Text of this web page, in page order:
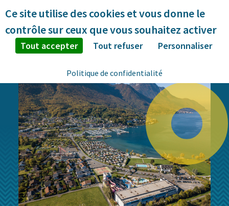
Ce site utilise des cookies et vous donne le
contrôle sur ceux que vous souhaitez activer
Tout accepter Tout refuser Personnaliser
Politique de confidentialité